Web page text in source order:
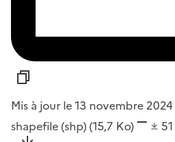
Mis à jour le 13 novembre 2024
shapefile (shp)(15,7 Ko) 51